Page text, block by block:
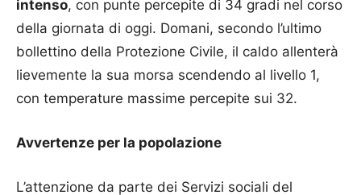
intenso, con punte percepite di 34 gradi nel corso
della giornata di oggi. Domani, secondo l’ultimo
bollettino della Protezione Civile, il caldo allenterà
lievemente la sua morsa scendendo al livello 1,
con temperature massime percepite sui 32.
Avvertenze per la popolazione
L’attenzione da parte dei Servizi sociali del